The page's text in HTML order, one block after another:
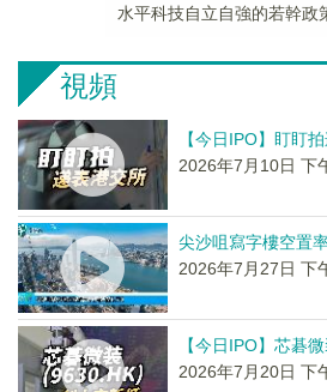
水平科技自立自強的若幹政
視頻
【今日IPO】盯盯
2026年7月10日 下
尖沙咀寫字樓空置
2026年7月27日 下
【今日IPO】芯碁
2026年7月20日 下